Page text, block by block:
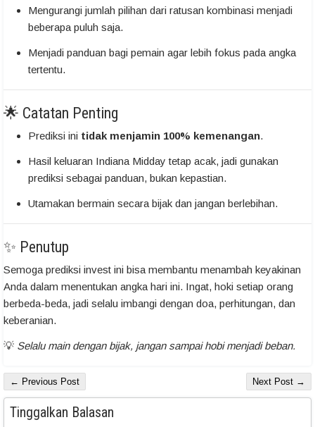
Mengurangi jumlah pilihan dari ratusan kombinasi menjadi
beberapa puluh saja.
Menjadi panduan bagi pemain agar lebih fokus pada angka
tertentu.
🌟 Catatan Penting
Prediksi ini tidak menjamin 100% kemenangan.
Hasil keluaran Indiana Midday tetap acak, jadi gunakan
prediksi sebagai panduan, bukan kepastian.
Utamakan bermain secara bijak dan jangan berlebihan.
✨ Penutup
Semoga prediksi invest ini bisa membantu menambah keyakinan
Anda dalam menentukan angka hari ini. Ingat, hoki setiap orang
berbeda-beda, jadi selalu imbangi dengan doa, perhitungan, dan
keberanian.
💡 Selalu main dengan bijak, jangan sampai hobi menjadi beban.
← Previous Post Next Post →
Tinggalkan Balasan